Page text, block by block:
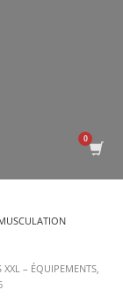
– ÉQUIPEMENTS,